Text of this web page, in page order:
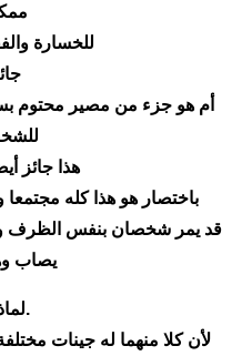
للخسارة
أم هو جزء من مصير محتوم
هذا جائز
باختصار هو هذا كله
قد يمر شخصان بنفس الظرف
يصاب
لأن كلا منهما له جينات